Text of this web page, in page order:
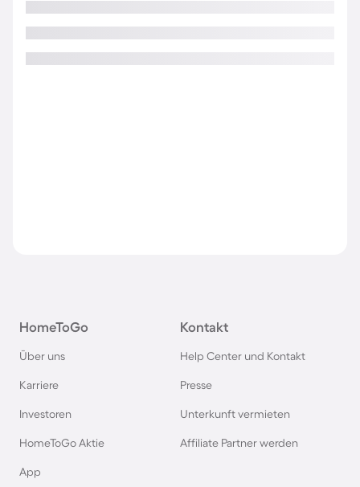
HomeToGo
Über uns
Karriere
Investoren
HomeToGo Aktie
App
Kontakt
Help Center und Kontakt
Presse
Unterkunft vermieten
Affiliate Partner werden